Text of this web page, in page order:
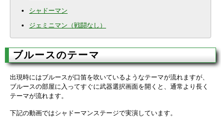
シャドーマン
ジェミニマン（戦闘なし）
ブルースのテーマ
出現時にはブルースが口笛を吹いているようなテーマが流れますが、
ブルースの部屋に入ってすぐに武器選択画面を開くと、通常より長く
テーマが流れます。
下記の動画ではシャドーマンステージで実演しています。